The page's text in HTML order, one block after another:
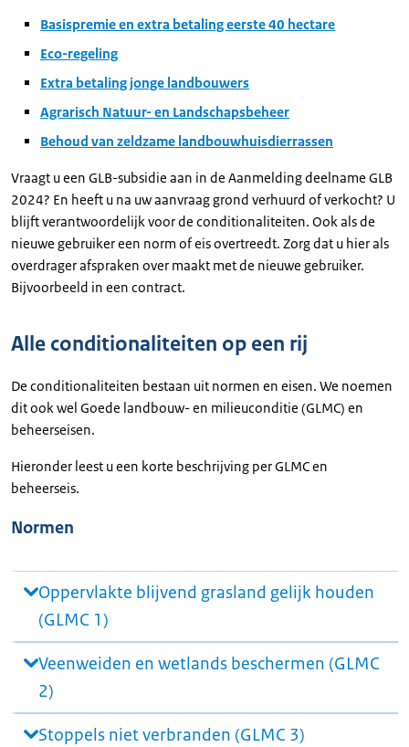
Basispremie en extra betaling eerste 40 hectare
Eco-regeling
Extra betaling jonge landbouwers
Agrarisch Natuur- en Landschapsbeheer
Behoud van zeldzame landbouwhuisdierrassen
Vraagt u een GLB-subsidie aan in de Aanmelding deelname GLB
2024? En heeft u na uw aanvraag grond verhuurd of verkocht? U
blijft verantwoordelijk voor de conditionaliteiten. Ook als de
nieuwe gebruiker een norm of eis overtreedt. Zorg dat u hier als
overdrager afspraken over maakt met de nieuwe gebruiker.
Bijvoorbeeld in een contract.
Alle conditionaliteiten op een rij
De conditionaliteiten bestaan uit normen en eisen. We noemen
dit ook wel Goede landbouw- en milieuconditie (GLMC) en
beheerseisen.
Hieronder leest u een korte beschrijving per GLMC en
beheerseis.
Normen
Oppervlakte blijvend grasland gelijk houden
(GLMC 1)
Veenweiden en wetlands beschermen (GLMC
2)
Stoppels niet verbranden (GLMC 3)